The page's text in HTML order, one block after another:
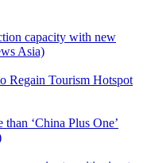
capacity with new
Asia)
Regain Tourism Hotspot
than ‘China Plus One’